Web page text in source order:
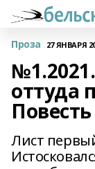
Проза 27 ЯНВАРЯ
оттуда
Повесть
Лист